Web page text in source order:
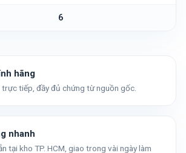
6
hãng
trực tiếp, đầy đủ chứng từ nguồn gốc.
nhanh
tại kho TP. HCM, giao trong vài ngày làm